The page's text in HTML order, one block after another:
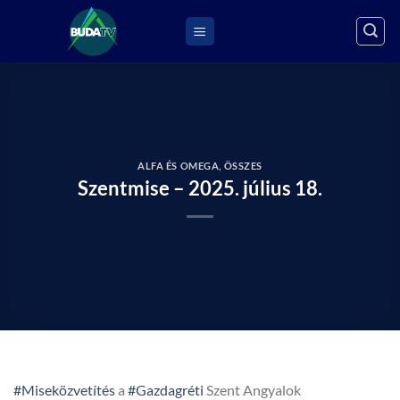
ALFA ÉS OMEGA ÖSSZES
Szentmise – 2025. július 18.
#Miseközvetítésa #Gazdagréti Szent Angyalok